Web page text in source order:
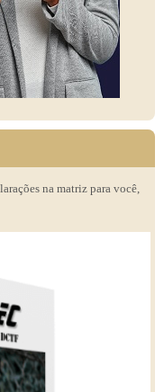
na matriz para você,